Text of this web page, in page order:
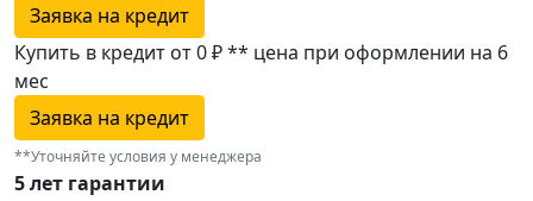
Заявка на кредит
Купить в кредит от 0 ₽** цена при оформлении на 6
мес
Заявка на кредит
**Уточняйте условия у менеджера
5 лет гарантии